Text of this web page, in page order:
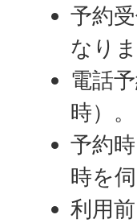
予約
なりま
電話
時）。
予約
時を
利用